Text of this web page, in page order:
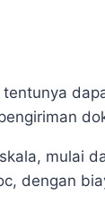
tentunya
, mulai
dengan